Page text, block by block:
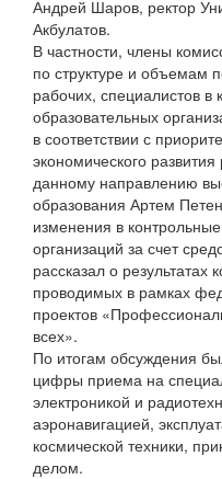
Андрей Шаров, ректор
Акбулатов.
В частности, члены
по структуре и объемам
рабочих, специалистов
образовательных
в соответствии с
экономического
данному направлению
образования Артем
изменения в
организаций за счет
рассказал о результатах
проводимых в рамках
проектов
всех».
По итогам обсуждения
цифры приема на
электроникой и
аэронавигацией,
космической техники,
делом.